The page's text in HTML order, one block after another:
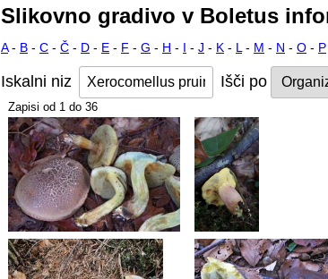
Slikovno gradivo v Boletus
A- B - C - Č - D - E - F - G - H - I - J - K - L - M - N - O - P
Iskalni niz Išči po
Zapisi od 1 do 36